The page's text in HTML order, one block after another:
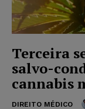
Terceira
salvo-
cannabis
DIREITO MÉDICO